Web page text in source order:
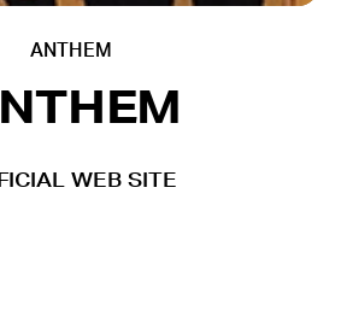
ANTHEM
WEB SITE